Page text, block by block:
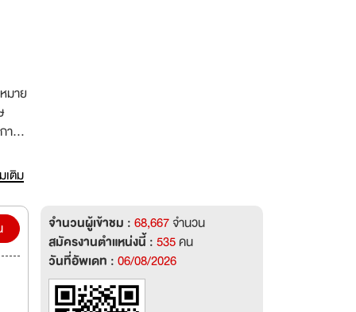
าร
าร
น
เติม
จำนวนผู้เข้าชม :68,667จำนวน
สมัครงานตำแหน่งนี้ :535คน
วันที่อัพเดท :06/08/2026